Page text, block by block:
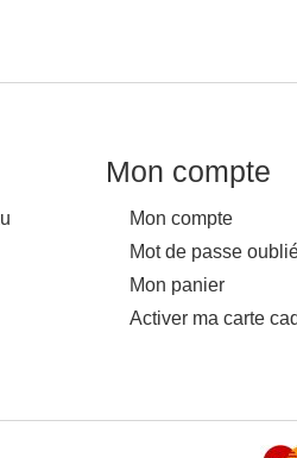
Mon compte
Mon compte
Mot de passe
Mon panier
Activer ma carte